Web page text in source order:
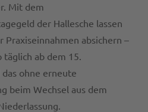
Mit dem
der Hallesche lassen
Praxiseinnahmen absichern –
täglich ab dem 15.
ohne erneute
beim Wechsel aus dem